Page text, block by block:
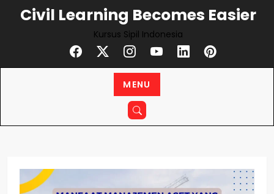
Civil Learning Becomes Easier
Kursus Sipil Indonesia
MENU